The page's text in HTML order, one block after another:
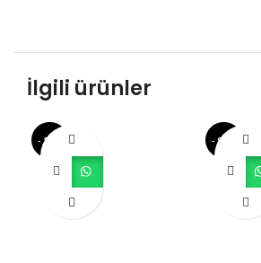
İlgili ürünler
- 18% - 82%